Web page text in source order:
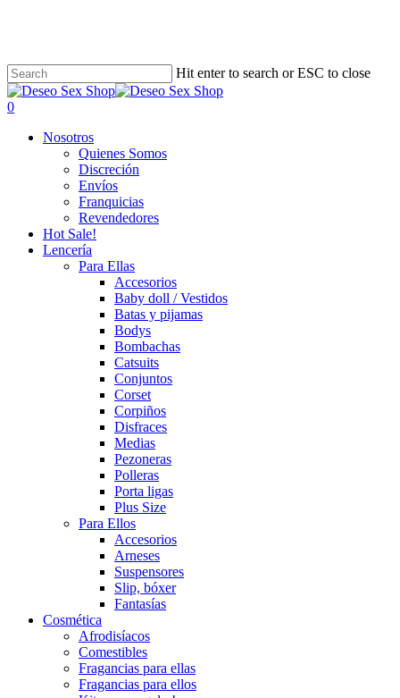
content
Hit enter to search or ESC to close
search
account
0
Nosotros
Quienes Somos
Discreción
Envíos
Franquicias
Revendedores
Hot Sale!
Lencería
Para Ellas
Accesorios
Baby doll / Vestidos
Batas y pijamas
Bodys
Bombachas
Catsuits
Conjuntos
Corset
Corpiños
Disfraces
Medias
Pezoneras
Polleras
Porta ligas
Plus Size
Para Ellos
Accesorios
Arneses
Suspensores
Slip, bóxer
Fantasías
Cosmética
Afrodisíacos
Comestibles
Fragancias para ellas
Fragancias para ellos